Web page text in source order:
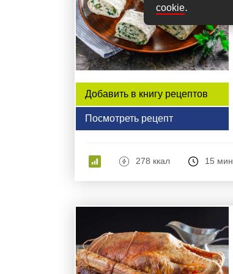
cookie.
Добавить в книгу рецептов
Посмотреть рецепт
278 ккал 15 мин